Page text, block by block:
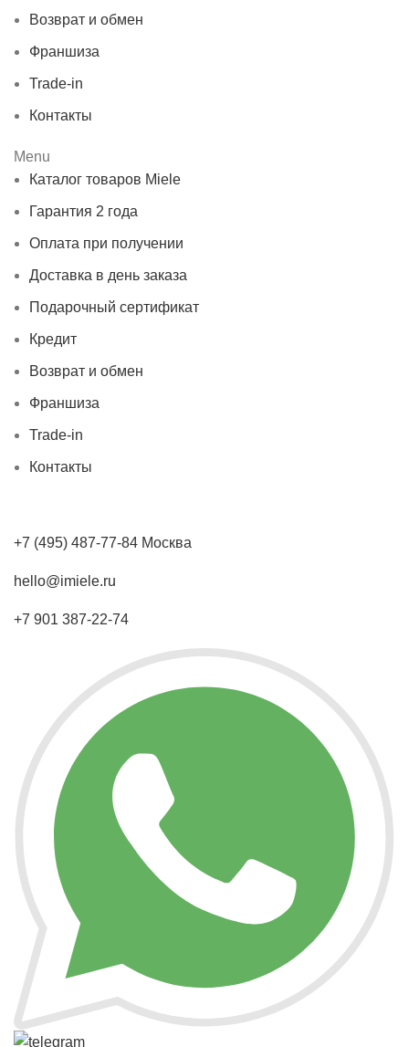
Возврат и обмен
Франшиза
Trade-in
Контакты
Menu
Каталог товаров Miele
Гарантия 2 года
Оплата при получении
Доставка в день заказа
Подарочный сертификат
Кредит
Возврат и обмен
Франшиза
Trade-in
Контакты
+7 (495) 487-77-84 Москва
hello@imiele.ru
+7 901 387-22-74